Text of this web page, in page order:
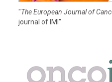
"The European Journal of
journal of IMI"